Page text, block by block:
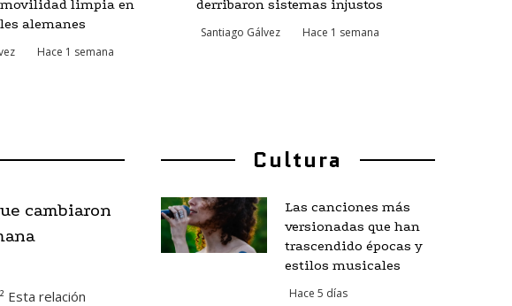
limpia en
alemanes
Hace 1 semana
derribaron sistemas injustos
Santiago Gálvez Hace 1 semana
cambiaron
Esta relación
Cultura
Las canciones más
versionadas que han
trascendido épocas y
estilos musicales
Hace 5 días